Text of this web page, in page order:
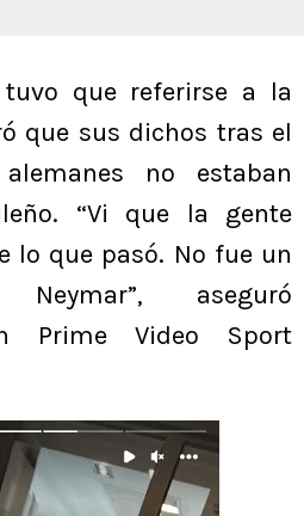
que referirse a la
que sus dichos tras el
no estaban
“Vi que la gente
lo que pasó. No fue un
aseguró
Prime Video Sport